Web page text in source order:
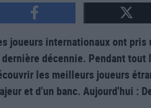
joueurs internationaux ont pris
décennie. Pendant tout
les meilleurs joueurs
et d'un banc. Aujourd'hui :